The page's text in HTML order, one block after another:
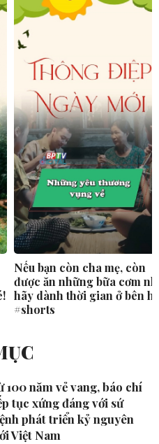
Nếu bạn còn cha mẹ, còn
được ăn những bữa cơm
hãy dành thời gian ở bên
#shorts
100 năm vẻ vang, báo chí
tục xứng đáng với sứ
phát triển kỷ nguyên
Việt Nam